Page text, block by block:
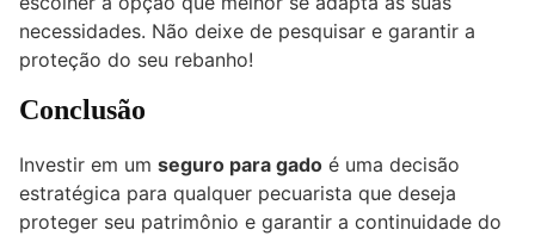
necessidades. Não deixe de pesquisar e garantir a
proteção do seu rebanho!
Conclusão
Investir em um seguro para gado é uma decisão
estratégica para qualquer pecuarista que deseja
proteger seu patrimônio e garantir a continuidade do